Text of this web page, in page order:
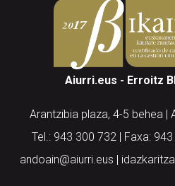
Aiurri.eus - Erroitz
Arantzibia plaza, 4-5 behea |
Tel.: 943 300 732 | Faxa: 943
andoain@aiurri.eus |